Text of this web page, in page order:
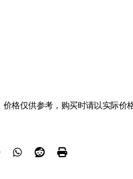
价格仅供参考，购买时请以实际价